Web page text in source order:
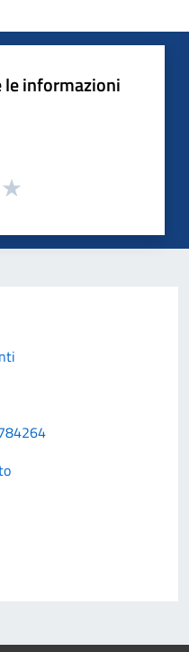
le informazioni